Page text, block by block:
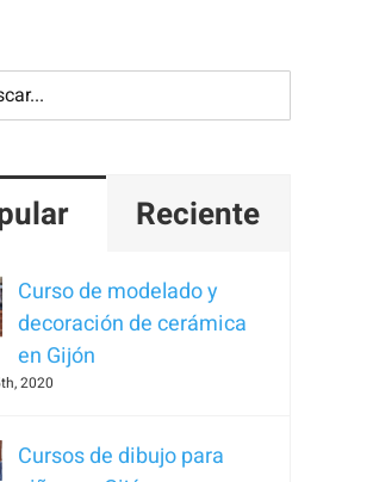
Reciente
Curso de modelado y
decoración de cerámica
en Gijón
2020
Cursos de dibujo para
de la web, en
web.
Experiencia
Para que
durante tu